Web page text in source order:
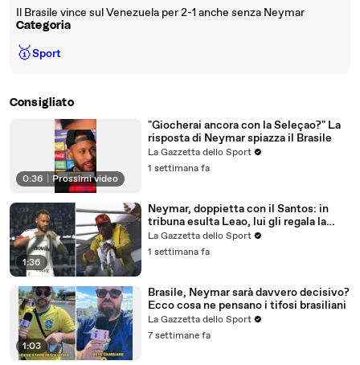
Il Brasile vince sul Venezuela per 2-1 anche senza Neymar
Categoria
🥇Sport
Consigliato
0:36 Prossimi video
"Giocherai ancora con la Seleçao?" La
risposta di Neymar spiazza il Brasile
La Gazzetta dello Sport
1 settimana fa
1:36
Neymar, doppietta con il Santos: in
tribuna esulta Leao, lui gli regala la
maglia
La Gazzetta dello Sport
1 settimana fa
1:03
Brasile, Neymar sarà davvero decisivo?
Ecco cosa ne pensano i tifosi brasiliani
La Gazzetta dello Sport
7 settimane fa